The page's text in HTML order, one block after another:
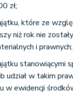
zł;
które ze
niż rok nie
i prawnych;
stanowiącymi
udział w takim
w ewidencji